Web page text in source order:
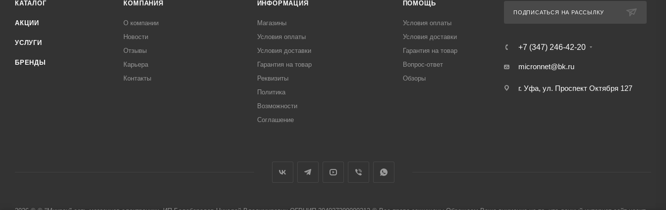
КАТАЛОГ
АКЦИИ
УСЛУГИ
БРЕНДЫ
КОМПАНИЯ
О компании
Новости
Отзывы
Карьера
Контакты
ИНФОРМАЦИЯ
Магазины
Условия оплаты
Условия доставки
Гарантия на товар
Реквизиты
Политика
Возможности
Соглашение
ПОМОЩЬ
Условия оплаты
Условия доставки
Гарантия на товар
Вопрос-ответ
Обзоры
ПОДПИСАТЬСЯ НА РАССЫЛКУ
+7 (347) 246-42-20
micronnet@bk.ru
г. Уфа, ул. Проспект Октября 127